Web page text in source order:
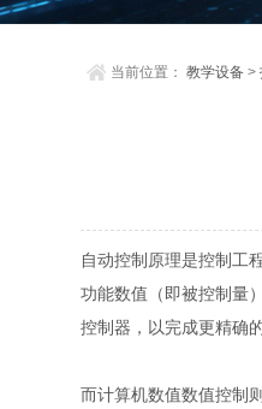
当前位置：教学设备 >
自动控制原理是控制工
功能数值（即被控制量
控制器，以完成更精确
而计算机数值数值控制